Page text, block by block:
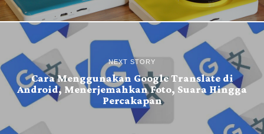
NEXT STORY
Cara Menggunakan Google Translate di
Android, Menerjemahkan Foto, Suara Hingga
Percakapan